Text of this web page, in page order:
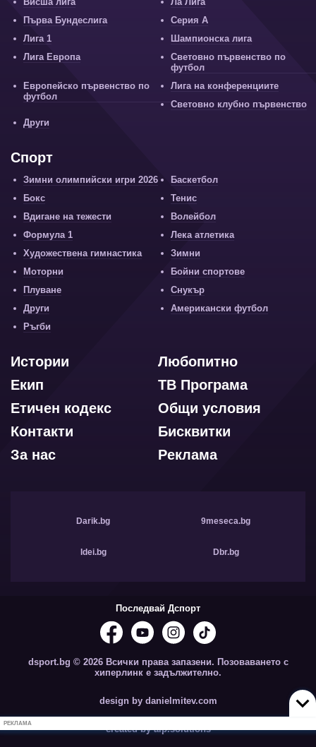
Първа Бундеслига
Серия А
Лига 1
Шампионска лига
Лига Европа
Световно първенство по
футбол
Европейско първенство по
футбол
Лига на конференциите
Световно клубно първенство
Други
Спорт
Зимни олимпийски игри 2026
Баскетбол
Бокс
Тенис
Вдигане на тежести
Волейбол
Формула 1
Лека атлетика
Художествена гимнастика
Зимни
Моторни
Бойни спортове
Плуване
Снукър
Други
Американски футбол
Ръгби
Любопитно
Истории
ТВ Програма
Екип
Общи условия
Етичен кодекс
Бисквитки
Контакти
Реклама
За нас
Darik.bg 9meseca.bg
Idei.bg Dbr.bg
Последвай Дспорт
dsport.bg © 2026 Всички права запазени. Позоваването с
хиперлинк е задължително.
design by danielmitev.com
created by aip.solutions
РЕКЛАМА